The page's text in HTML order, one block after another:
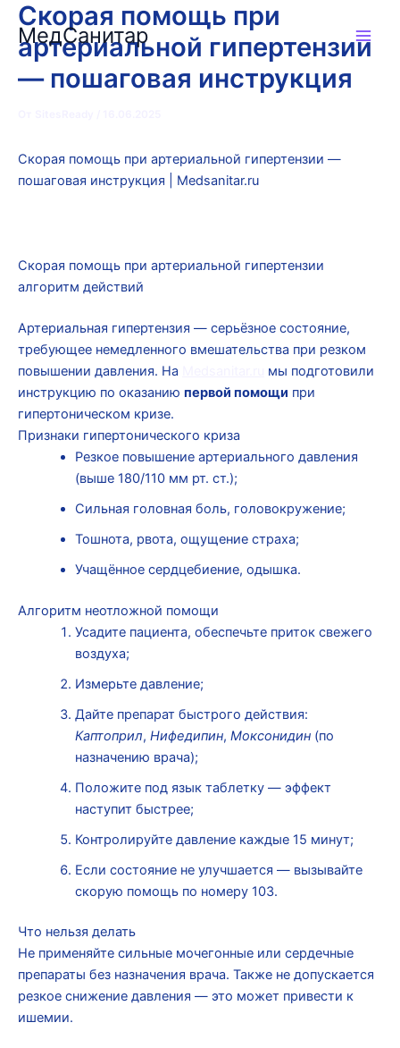
Перейти
содержимому
МедСанитар
Скорая помощь при
артериальной гипертензии
— пошаговая инструкция
Скорая помощь при артериальной гипертензии —
пошаговая инструкция | Medsanitar.ru
Скорая помощь при артериальной гипертензии
алгоритм действий
Артериальная гипертензия — серьёзное состояние,
требующее немедленного вмешательства при резком
повышении давления. На
мы подготовили
инструкцию по оказанию первой помощи при
гипертоническом кризе.
Признаки гипертонического криза
Резкое повышение артериального давления
(выше 180/110 мм рт. ст.);
Сильная головная боль, головокружение;
Тошнота, рвота, ощущение страха;
Учащённое сердцебиение, одышка.
Алгоритм неотложной помощи
Усадите пациента, обеспечьте приток свежего
воздуха;
Измерьте давление;
Дайте препарат быстрого действия:
Каптоприл, Нифедипин, Моксонидин(по
назначению врача);
Положите под язык таблетку — эффект
наступит быстрее;
Контролируйте давление каждые 15 минут;
Если состояние не улучшается — вызывайте
скорую помощь по номеру 103.
Что нельзя делать
Не применяйте сильные мочегонные или сердечные
препараты без назначения врача. Также не допускается
резкое снижение давления — это может привести к
ишемии.